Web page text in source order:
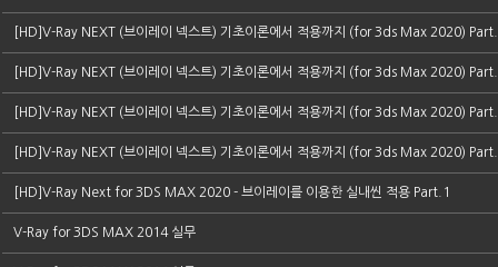
[HD]V-Ray NEXT (브이레이 넥스트) 기초이론에서 적용까지 (for 3ds Max 2020)
[HD]V-Ray NEXT (브이레이 넥스트) 기초이론에서 적용까지 (for 3ds Max 2020)
[HD]V-Ray NEXT (브이레이 넥스트) 기초이론에서 적용까지 (for 3ds Max 2020)
[HD]V-Ray NEXT (브이레이 넥스트) 기초이론에서 적용까지 (for 3ds Max 2020)
[HD]V-Ray Next for 3DS MAX 2020 - 브이레이를 이용한 실내씬 적용 Part.1
V-Ray for 3DS MAX 2014 실무